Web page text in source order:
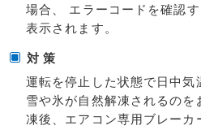
場合、 エラーコードを確認す
表示されます。
対 策
運転を停止した状態で日中
雪や氷が自然解凍されるの
凍後、エアコン専用ブレー